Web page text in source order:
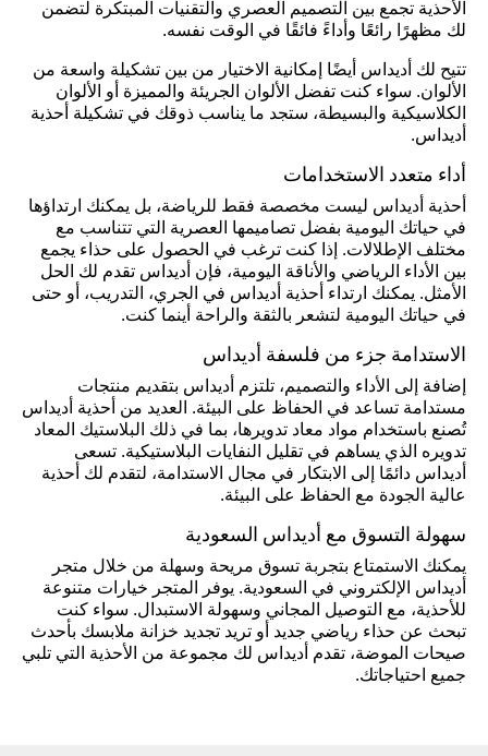
الأحذية تجمع بين التصميم العصري والتقنيات المبتكرة لتضمن
لك مظهرًا رائعًا وأداءً فائقًا في الوقت نفسه.
تتيح لك أديداس أيضًا إمكانية الاختيار من بين تشكيلة واسعة من
الألوان. سواء كنت تفضل الألوان الجريئة والمميزة أو الألوان
الكلاسيكية والبسيطة، ستجد ما يناسب ذوقك في تشكيلة أحذية
أديداس.
أداء متعدد الاستخدامات
أحذية أديداس ليست مخصصة فقط للرياضة، بل يمكنك ارتداؤها
في حياتك اليومية بفضل تصاميمها العصرية التي تتناسب مع
مختلف الإطلالات. إذا كنت ترغب في الحصول على حذاء يجمع
بين الأداء الرياضي والأناقة اليومية، فإن أديداس تقدم لك الحل
الأمثل. يمكنك ارتداء أحذية أديداس في الجري، التدريب، أو حتى
في حياتك اليومية لتشعر بالثقة والراحة أينما كنت.
الاستدامة جزء من فلسفة أديداس
إضافة إلى الأداء والتصميم، تلتزم أديداس بتقديم منتجات
مستدامة تساعد في الحفاظ على البيئة. العديد من أحذية أديداس
تُصنع باستخدام مواد معاد تدويرها، بما في ذلك البلاستيك المعاد
تدويره الذي يساهم في تقليل النفايات البلاستيكية. تسعى
أديداس دائمًا إلى الابتكار في مجال الاستدامة، لتقدم لك أحذية
عالية الجودة مع الحفاظ على البيئة.
سهولة التسوق مع أديداس السعودية
يمكنك الاستمتاع بتجربة تسوق مريحة وسهلة من خلال متجر
أديداس الإلكتروني في السعودية. يوفر المتجر خيارات متنوعة
للأحذية، مع التوصيل المجاني وسهولة الاستبدال. سواء كنت
تبحث عن حذاء رياضي جديد أو تريد تجديد خزانة ملابسك بأحدث
صيحات الموضة، تقدم أديداس لك مجموعة من الأحذية التي تلبي
جميع احتياجاتك.